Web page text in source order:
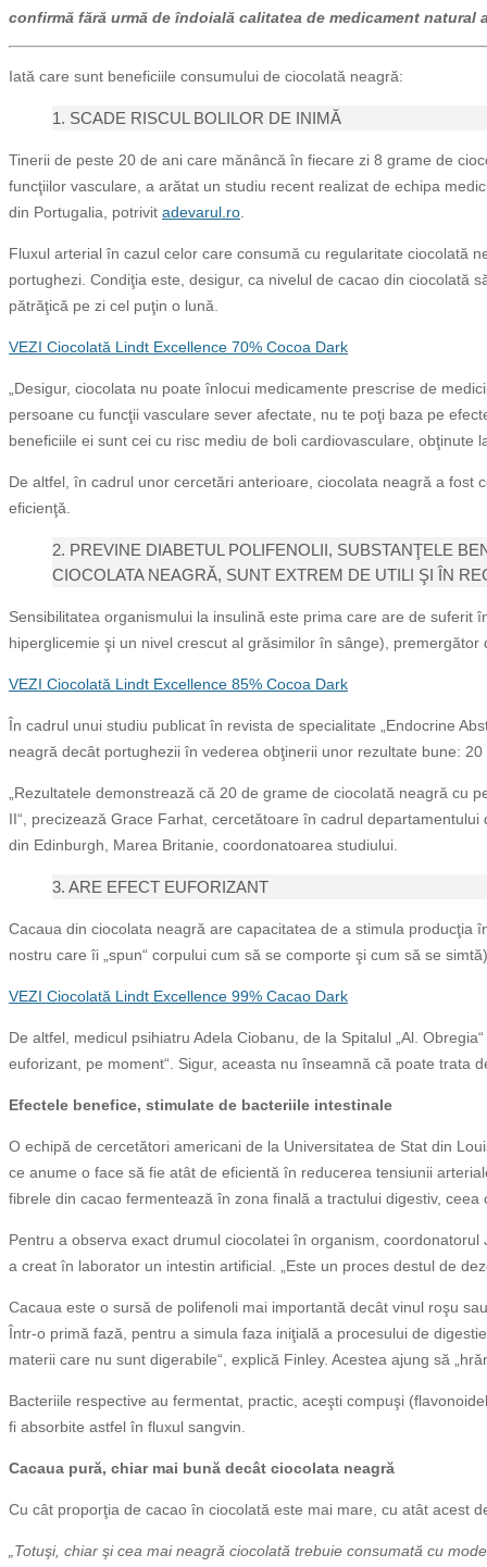
confirmă fără urmă de îndoială calitatea de medicament natural
Iată care sunt beneficiile consumului de ciocolată neagră:
1. SCADE RISCUL BOLILOR DE INIMĂ
Tinerii de peste 20 de ani care mănâncă în fiecare zi 8 grame de
funcţiilor vasculare, a arătat un studiu recent realizat de echipa
din Portugalia, potrivit adevarul.ro
Fluxul arterial în cazul celor care consumă cu regularitate ciocolată
portughezi. Condiţia este, desigur, ca nivelul de cacao din ciocolată
pătrăţică pe zi cel puţin o lună.
VEZI Ciocolată Lindt Excellence 70% Cocoa Dark
„Desigur, ciocolata nu poate înlocui medicamente prescrise de
persoane cu funcţii vasculare sever afectate, nu te poţi baza pe
beneficiile ei sunt cei cu risc mediu de boli cardiovasculare, obţinute
De altfel, în cadrul unor cercetări anterioare, ciocolata neagră a
eficienţă.
2. PREVINE DIABETUL POLIFENOLII, SUBSTANŢELE
CIOCOLATA NEAGRĂ, SUNT EXTREM DE UTILI ŞI ÎN
Sensibilitatea organismului la insulină este prima care are de suferit
hiperglicemie şi un nivel crescut al grăsimilor în sânge), premergător
VEZI Ciocolată Lindt Excellence 85% Cocoa Dark
În cadrul unui studiu publicat în revista de specialitate „Endocrine
neagră decât portughezii în vederea obţinerii unor rezultate bune:
„Rezultatele demonstrează că 20 de grame de ciocolată neagră
II“, precizează Grace Farhat, cercetătoare în cadrul
din Edinburgh, Marea Britanie, coordonatoarea studiului.
3. ARE EFECT EUFORIZANT
Cacaua din ciocolata neagră are capacitatea de a stimula
nostru care îi „spun“ corpului cum să se comporte şi cum să se
VEZI Ciocolată Lindt Excellence 99% Cacao Dark
De altfel, medicul psihiatru Adela Ciobanu, de la Spitalul „Al.
euforizant, pe moment“. Sigur, aceasta nu înseamnă că poate trata
Efectele benefice, stimulate de bacteriile intestinale
O echipă de cercetători americani de la Universitatea de Stat din
ce anume o face să fie atât de eficientă în reducerea tensiunii
fibrele din cacao fermentează în zona finală a tractului digestiv,
Pentru a observa exact drumul ciocolatei în organism,
a creat în laborator un intestin artificial. „Este un proces destul de
Cacaua este o sursă de polifenoli mai importantă decât vinul roşu
Într-o primă fază, pentru a simula faza iniţială a procesului de
materii care nu sunt digerabile“, explică Finley. Acestea ajung să
Bacteriile respective au fermentat, practic, aceşti compuşi
fi absorbite astfel în fluxul sangvin.
Cacaua pură, chiar mai bună decât ciocolata neagră
Cu cât proporţia de cacao în ciocolată este mai mare, cu atât acest
„Totuşi, chiar şi cea mai neagră ciocolată trebuie consumată cu